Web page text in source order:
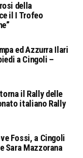
della
il I Trofeo
ed Azzurra Ilari
a Cingoli –
il Rally delle
italiano Rally
Fossi, a Cingoli
Sara Mazzorana